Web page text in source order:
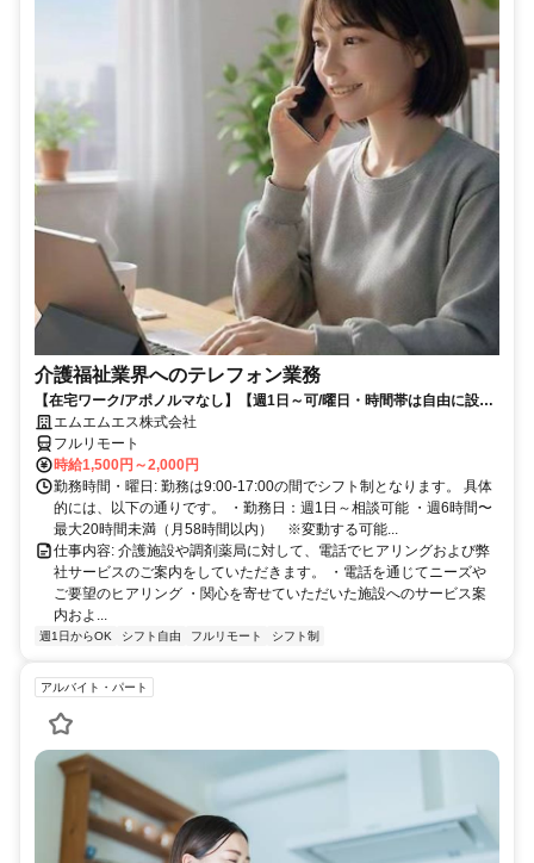
介護福祉業界へのテレフォン業務
【在宅ワーク/アポノルマなし】【週1日～可/曜日・時間帯は自由に設定
可】介護福祉業界へのテレフォン業務（主にヒアリング、商品案内）
エムエムエス株式会社
フルリモート
時給1,500円～2,000円
勤務時間・曜日: 勤務は9:00-17:00の間でシフト制となります。 具体
的には、以下の通りです。 ・勤務日：週1日～相談可能 ・週6時間〜
最大20時間未満（月58時間以内） ※変動する可能...
仕事内容: 介護施設や調剤薬局に対して、電話でヒアリングおよび弊
社サービスのご案内をしていただきます。 ・電話を通じてニーズや
ご要望のヒアリング ・関心を寄せていただいた施設へのサービス案
内およ...
週1日からOK シフト自由 フルリモート シフト制
アルバイト・パート